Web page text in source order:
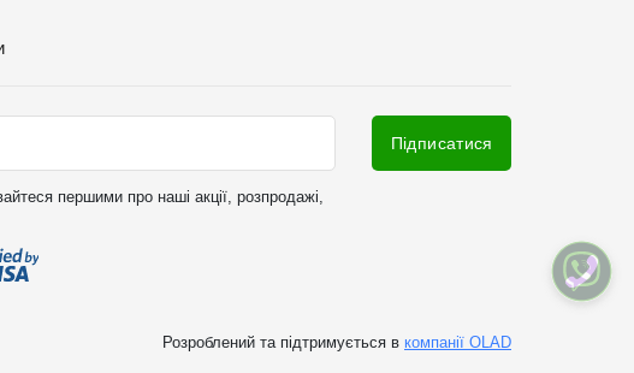
першими про наші акції, розпродажі,
Підписатися
Розроблений та підтримується в компанії OLAD